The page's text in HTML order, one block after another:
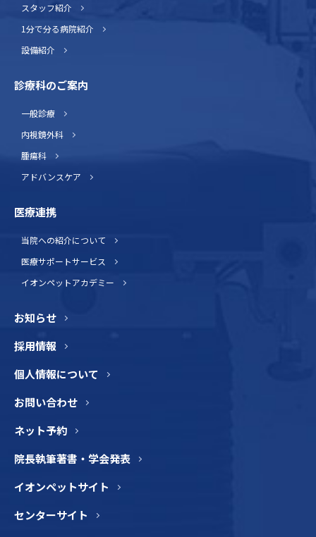
スタッフ紹介
1分で分る病院紹介
設備紹介
診療科のご案内
一般診療
内視鏡外科
腫瘍科
アドバンスケア
医療連携
当院への紹介について
医療サポートサービス
イオンペットアカデミー
お知らせ
採用情報
個人情報について
お問い合わせ
ネット予約
院長執筆著書・学会発表
イオンペットサイト
センターサイト